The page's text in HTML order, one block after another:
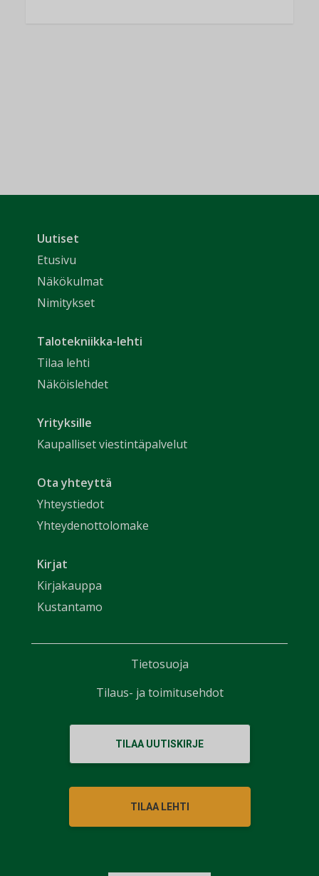
Uutiset
Etusivu
Näkökulmat
Nimitykset
Talotekniikka-lehti
Tilaa lehti
Näköislehdet
Yrityksille
Kaupalliset viestintäpalvelut
Ota yhteyttä
Yhteystiedot
Yhteydenottolomake
Kirjat
Kirjakauppa
Kustantamo
TILAA UUTISKIRJE
TILAA LEHTI
Tietosuoja
Tilaus- ja toimitusehdot